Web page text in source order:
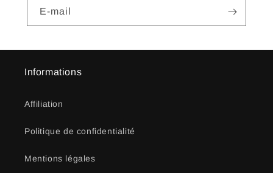
E-mail
Informations
Affiliation
Politique de confidentialité
Mentions légales